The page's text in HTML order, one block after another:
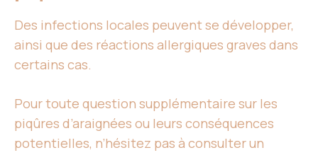
Des infections locales peuvent se développer,
ainsi que des réactions allergiques graves dans
certains cas.
Pour toute question supplémentaire sur les
piqûres d’araignées ou leurs conséquences
potentielles, n’hésitez pas à consulter un